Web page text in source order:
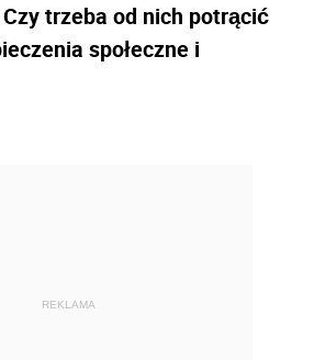
trzeba od nich potrącić
społeczne i
REKLAMA